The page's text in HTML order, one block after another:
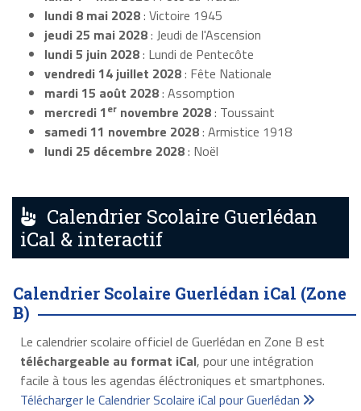
lundi 8 mai 2028: Victoire 1945
jeudi 25 mai 2028: Jeudi de l'Ascension
lundi 5 juin 2028: Lundi de Pentecôte
vendredi 14 juillet 2028: Fête Nationale
mardi 15 août 2028: Assomption
mercredi 1er novembre 2028: Toussaint
samedi 11 novembre 2028: Armistice 1918
lundi 25 décembre 2028: Noël
Calendrier Scolaire Guerlédan
iCal & interactif
Calendrier Scolaire Guerlédan iCal (Zone
B)
Le calendrier scolaire officiel de Guerlédan en Zone B est
téléchargeable au format iCal, pour une intégration
facile à tous les agendas éléctroniques et smartphones.
Télécharger le Calendrier Scolaire iCal pour Guerlédan